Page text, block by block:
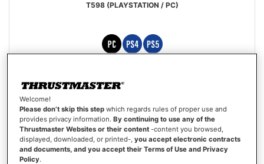
T598 (PLAYSTATION / PC)
Precio
429,99 €
AÑADIR AL CARRITO
LISTA
DE
DESEOS
VISTA
Welcome!
Please don’t skip this step which regards rules of proper use and
provides privacy information.By continuing to use any of the
Thrustmaster Websites or their content -content you browsed,
displayed, downloaded, or printed-,you accept electronic contracts
and documents, and you accept their Terms of Use and Privacy
Policy.